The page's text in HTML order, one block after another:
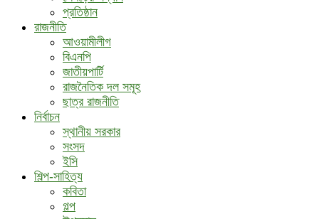
প্রতিষ্ঠান
রাজনীতি
আওয়ামীলীগ
বিএনপি
জাতীয়পার্টি
রাজনৈতিক দল সমূহ
ছাত্র রাজনীতি
নির্বাচন
স্থানীয় সরকার
সংসদ
ইসি
শিল্প-সাহিত্য
কবিতা
গল্প